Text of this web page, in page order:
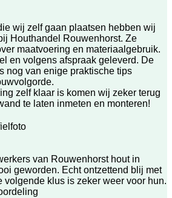
wij zelf gaan plaatsen hebben wij
Houthandel Rouwenhorst. Ze
maatvoering en materiaalgebruik.
en volgens afspraak geleverd. De
nog van enige praktische tips
zelf klaar is komen wij zeker terug
te laten inmeten en monteren!
van Rouwenhorst hout in
geworden. Echt ontzettend blij met
volgende klus is zeker weer voor hun.